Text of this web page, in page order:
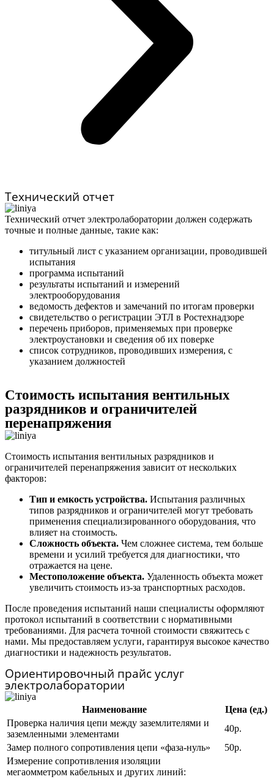
Технический отчет
Технический отчет электролаборатории должен содержать
точные и полные данные, такие как:
титульный лист с указанием организации, проводившей
испытания
программа испытаний
результаты испытаний и измерений
электрооборудования
ведомость дефектов и замечаний по итогам проверки
свидетельство о регистрации ЭТЛ в Ростехнадзоре
перечень приборов, применяемых при проверке
электроустановки и сведения об их поверке
список сотрудников, проводивших измерения, с
указанием должностей
Стоимость испытания вентильных
разрядников и ограничителей
перенапряжения
Стоимость испытания вентильных разрядников и
ограничителей перенапряжения зависит от нескольких
факторов:
Тип и емкость устройства. Испытания различных
типов разрядников и ограничителей могут требовать
применения специализированного оборудования, что
влияет на стоимость.
Сложность объекта. Чем сложнее система, тем больше
времени и усилий требуется для диагностики, что
отражается на цене.
Местоположение объекта. Удаленность объекта может
увеличить стоимость из-за транспортных расходов.
После проведения испытаний наши специалисты оформляют
протокол испытаний в соответствии с нормативными
требованиями. Для расчета точной стоимости свяжитесь с
нами. Мы предоставляем услуги, гарантируя высокое качество
диагностики и надежность результатов.
Ориентировочный прайс услуг
электролаборатории
Наименование
Цена (ед.)
Проверка наличия цепи между заземлителями и
заземленными элементами
40р.
Замер полного сопротивления цепи «фаза-нуль»
50р.
Измерение сопротивления изоляции
мегаомметром кабельных и других линий: